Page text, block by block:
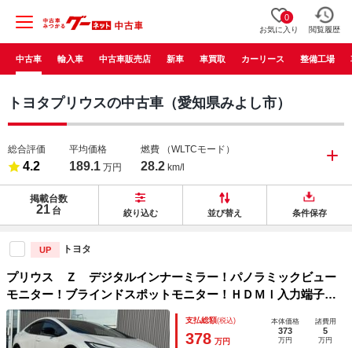
0
お気に入り 閲覧履歴
中古車 輸入車 中古車販売店 新車 車買取 カーリース 整備工場
トヨタプリウスの中古車（愛知県みよし市）
総合評価
4.2
平均価格
189.1 万円
燃費 （WLTCモード）
28.2 km/l
掲載台数
21 台 絞り込む 並び替え 条件保存
UP トヨタ
プリウス Ｚ デジタルインナーミラー！パノラミックビュー
モニター！ブラインドスポットモニター！ＨＤＭＩ入力端子
トヨタチームメイト フルセグＴＶ ステアリングヒーター
１２．３インチディスプレイオーディオ ＥＴＣ！
支払総額(税込)
378 万円
本体価格
373
万円
諸費用
5
万円